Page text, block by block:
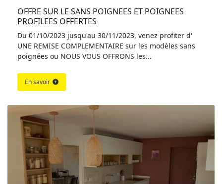
OFFRE SUR LE SANS POIGNEES ET POIGNEES
PROFILEES OFFERTES
Du 01/10/2023 jusqu'au 30/11/2023, venez profiter d'
UNE REMISE COMPLEMENTAIRE sur les modèles sans
poignées ou NOUS VOUS OFFRONS les...
En savoir